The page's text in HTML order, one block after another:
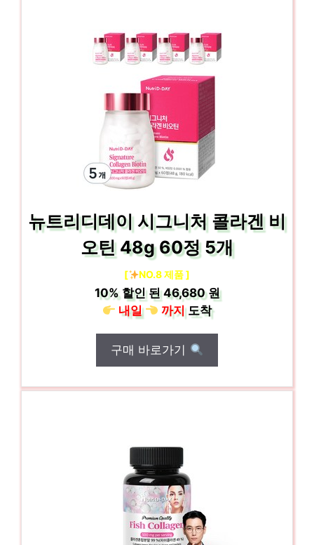
뉴트리디데이 시그니처 콜라겐 비
오틴 48g 60정 5개
[ NO.8 제품 ]
10%할인 된46,680 원
내일
까지도착
구매 바로가기